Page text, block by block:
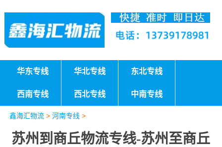
华东专线 华北专线 东北专线
西南专线 西北专线 中南专线
鑫海汇物流> 河南专线 >
苏州到商丘物流专线-苏州至商丘